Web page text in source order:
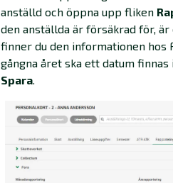
anställd och öppna upp fliken
den anställda är försäkrad för,
finner du den informationen hos
gångna året ska ett datum
Spara.